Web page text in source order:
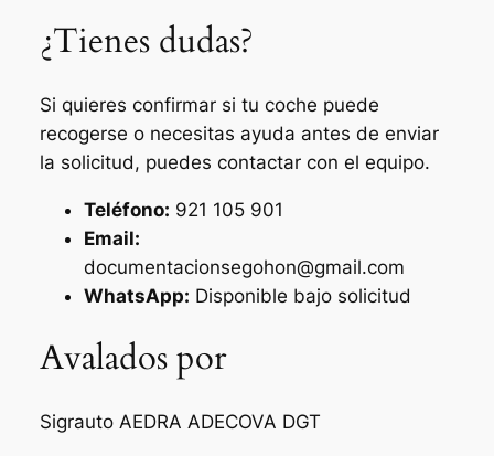
¿Tienes dudas?
Si quieres confirmar si tu coche puede
recogerse o necesitas ayuda antes de enviar
la solicitud, puedes contactar con el equipo.
Teléfono: 921 105 901
Email:
documentacionsegohon@gmail.com
WhatsApp: Disponible bajo solicitud
Avalados por
Sigrauto AEDRA ADECOVA DGT